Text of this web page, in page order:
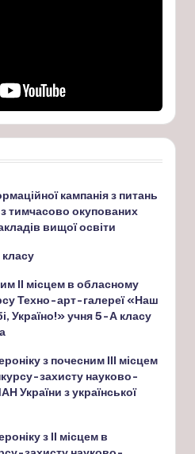
кампанія з питань
з тимчасово окупованих
вищої освіти
класу
ІІ місцем в обласному
Техно-арт-галереї «Наш
Україно!» учня 5-А класу
з почесним ІІІ місцем
захисту науково-
України з української
з ІІ місцем в